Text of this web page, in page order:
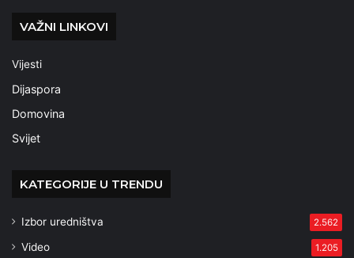
VAŽNI LINKOVI
Vijesti
Dijaspora
Domovina
Svijet
KATEGORIJE U TRENDU
Izbor uredništva 2.562
Video 1.205